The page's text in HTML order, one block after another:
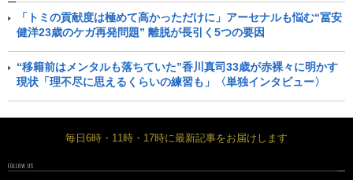
「トミの貢献度は極めて高かっただけに」アーセナルも悩む“冨安
健洋23歳のケガ再発問題” 離脱が長引く5つの要因
“移籍前はメンタルも落ちていた”香川真司33歳が赤裸々に明かす
現状「理不尽に思えるくらいの練習も」〈単独インタビュー〉
毎日6時・11時・17時に最新記事をお届けします
FOLLOW US